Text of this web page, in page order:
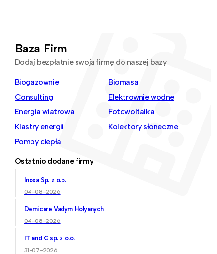
Baza Firm
Dodaj bezpłatnie swoją firmę do naszej bazy
Biogazownie
Biomasa
Consulting
Elektrownie wodne
Energia wiatrowa
Fotowoltaika
Klastry energii
Kolektory słoneczne
Pompy ciepła
Ostatnio dodane firmy
Inoxa Sp. z o.o.
04-08-2026
Demicare Vadym Holyanych
04-08-2026
IT and C sp. z o.o.
31-07-2026